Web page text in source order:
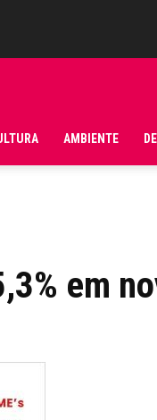
AMBIENTE
em